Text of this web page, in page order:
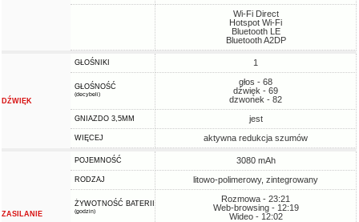
Wi-Fi Direct
Hotspot Wi-Fi
Bluetooth LE
Bluetooth A2DP
DŹWIĘK
GŁOŚNIKI 1
GŁOŚNOŚĆ
(decybeli)
głos - 68
dźwięk - 69
dzwonek - 82
GNIAZDO 3,5MM jest
WIĘCEJ aktywna redukcja szumów
ZASILANIE
POJEMNOŚĆ 3080 mAh
RODZAJ litowo-polimerowy, zintegrowany
ŻYWOTNOŚĆ BATERII
(godzin)
Rozmowa - 23:21
Web-browsing - 12:19
Wideo - 12:02